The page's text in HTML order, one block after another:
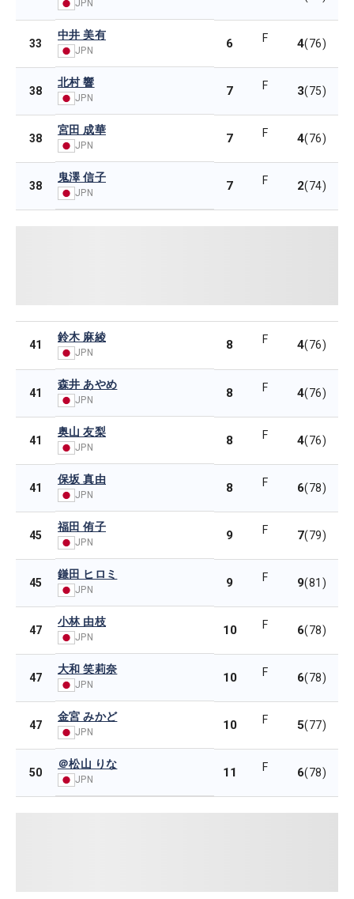
JPN
33
中井 美有
JPN 6 F 4(76)
38
北村 響
JPN 7 F 3(75)
38
宮田 成華
JPN 7 F 4(76)
38
鬼澤 信子
JPN 7 F 2(74)
41
鈴木 麻綾
JPN
8 F 4(76)
41
森井 あやめ
JPN 8 F 4(76)
41
奥山 友梨
JPN 8 F 4(76)
41
保坂 真由
JPN 8 F 6(78)
45
福田 侑子
JPN 9 F 7(79)
45
鎌田 ヒロミ
JPN 9 F 9(81)
47
小林 由枝
JPN 10 F 6(78)
47
大和 笑莉奈
JPN 10 F 6(78)
47
金宮 みかど
JPN 10 F 5(77)
50
＠松山 りな
JPN 11 F 6(78)